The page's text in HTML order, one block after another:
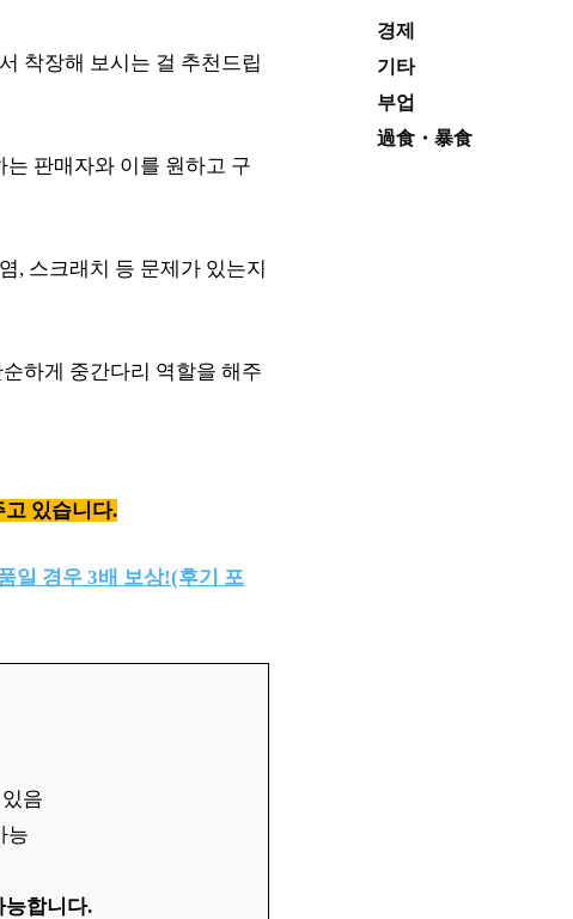
착장해 보시는 걸 추천드립
판매자와 이를 원하고 구
, 스크래치 등 문제가 있는지
하게 중간다리 역할을 해주
있습니다.
일 경우 3배 보상!(후기 포
음
능
능합니다.
경제
기타
부업
過食・暴食